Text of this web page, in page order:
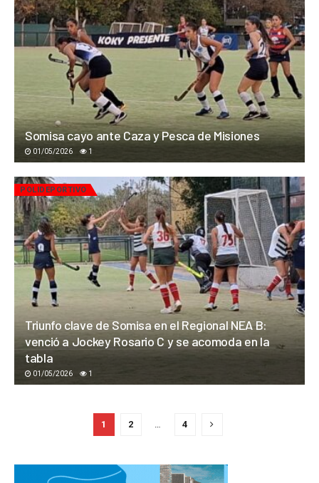
Somisa cayo ante Caza y Pesca de Misiones
01/05/2026 1
POLIDEPORTIVO
Triunfo clave de Somisa en el Regional NEA B:
venció a Jockey Rosario C y se acomoda en la
tabla
01/05/2026 1
1 2 … 4